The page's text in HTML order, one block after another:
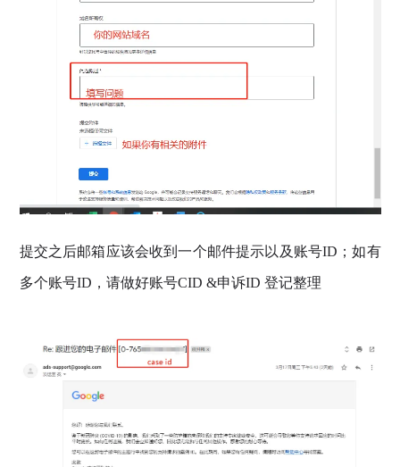
提交之后邮箱应该会收到一个邮件提示以及账号ID；如有
多个账号ID，请做好账号CID &申诉ID 登记整理